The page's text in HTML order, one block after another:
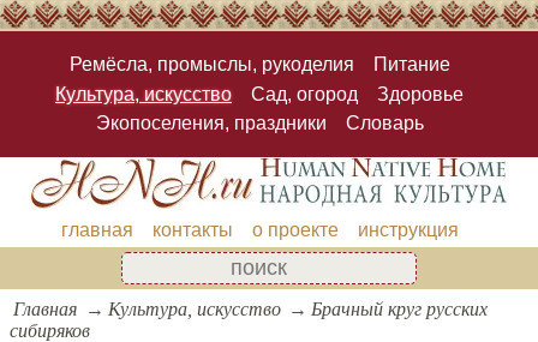
Ремёсла, промыслы, рукоделия
Питание
Культура, искусство
Сад, огород
Здоровье
Экопоселения, праздники
Словарь
главная контакты о проекте инструкция
Главная Культура, искусство
Брачный круг русских
сибиряков